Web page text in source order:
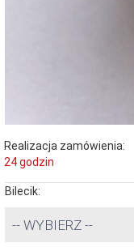
Realizacja zamówienia:
24 godzin
Bilecik:
-- WYBIERZ --